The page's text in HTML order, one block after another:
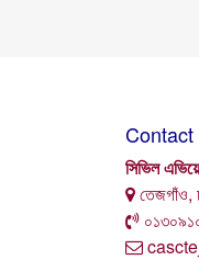
Contact
সিভিল
তেজগাঁও,